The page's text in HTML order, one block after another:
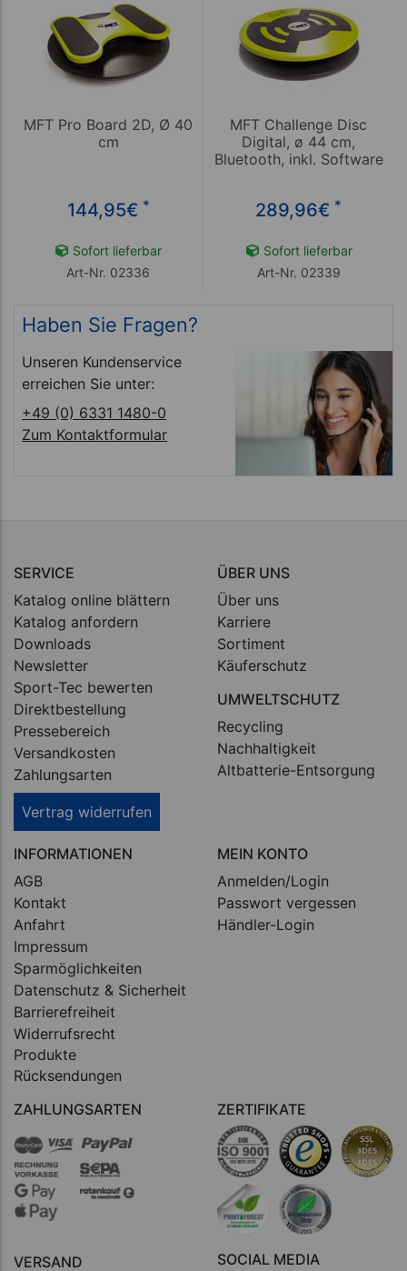
MFT Pro Board 2D, Ø 40
cm
144,95€ *
Sofort lieferbar
Art-Nr. 02336
MFT Challenge Disc
Digital, ø 44 cm,
Bluetooth, inkl. Software
289,96€ *
Sofort lieferbar
Art-Nr. 02339
Haben Sie Fragen?
Unseren Kundenservice
erreichen Sie unter:
+49 (0) 6331 1480-0
Zum Kontaktformular
SERVICE
Katalog online blättern
Katalog anfordern
Downloads
Newsletter
Sport-Tec bewerten
Direktbestellung
Pressebereich
Versandkosten
Zahlungsarten
Vertrag widerrufen
ÜBER UNS
Über uns
Karriere
Sortiment
Käuferschutz
UMWELTSCHUTZ
Recycling
Nachhaltigkeit
Altbatterie-Entsorgung
INFORMATIONEN
AGB
Kontakt
Anfahrt
Impressum
Sparmöglichkeiten
Datenschutz & Sicherheit
Barrierefreiheit
Widerrufsrecht
Produkte
Rücksendungen
MEIN KONTO
Anmelden/Login
Passwort vergessen
Händler-Login
ZAHLUNGSARTEN
VERSAND
ZERTIFIKATE
SOCIAL MEDIA